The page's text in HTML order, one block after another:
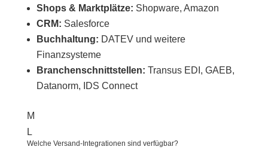
Shops & Marktplätze: Shopware, Amazon
CRM: Salesforce
Buchhaltung: DATEV und weitere
Finanzsysteme
Branchenschnittstellen: Transus EDI, GAEB,
Datanorm, IDS Connect
M
L
Welche Versand-Integrationen sind verfügbar?